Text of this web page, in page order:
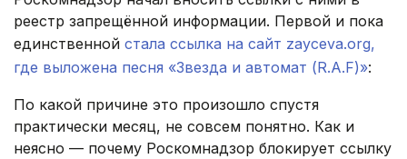
реестр запрещённой информации. Первой и пока
единственной стала ссылка на сайт zayceva.org,
где выложена песня «Звезда и автомат (R.A.F)»:
По какой причине это произошло спустя
практически месяц, не совсем понятно. Как и
неясно — почему Роскомнадзор блокирует ссылку